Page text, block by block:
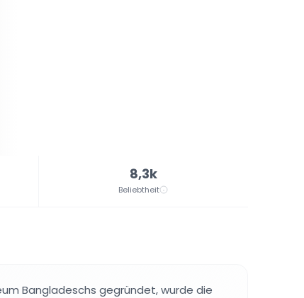
8,3k
Beliebtheit
Bangladeschs gegründet, wurde die